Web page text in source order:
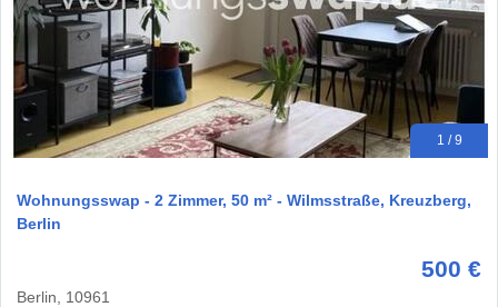
1 / 9
Wohnungsswap - 2 Zimmer, 50 m² - Wilmsstraße, Kreuzberg,
Berlin
500 €
Berlin, 10961